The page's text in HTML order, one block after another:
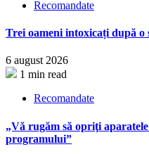
Recomandate
Trei oameni intoxicați după o
6 august 2026
1 min read
Recomandate
„Vă rugăm să opriţi
programului”